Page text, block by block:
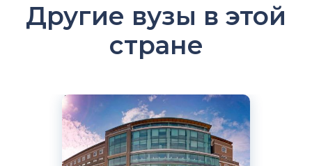
Другие вузы в этой
стране
Лондон, Великобритания
Государственный